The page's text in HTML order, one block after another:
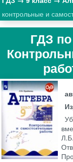
контрольные и
ГДЗ